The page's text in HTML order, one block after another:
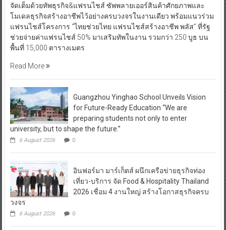
จัดเต็มด้วยทัพธุรกิจ&แฟรนไชส์ ซัพพลายเออร์สินค้าศักยภาพและ
โมเดลธุรกิจสร้างอาชีพไว้อย่างครบวงจรในงานเดียว พร้อมแนวร่วม
แฟรนไชส์โครงการ “ไทยช่วยไทย แฟรนไชส์สร้างอาชีพ พลัส” ที่รัฐ
ช่วยจ่ายค่าแฟรนไชส์ 50% มาเสริมทัพในงาน รวมกว่า 250 บูธ บน
พื้นที่ 15,000 ตารางเมตร
Read More
Guangzhou Yinghao School Unveils Vision
for Future-Ready Education “We are
preparing students not only to enter
university, but to shape the future.”
6 August 2026 0
อินฟอร์มา มาร์เก็ตส์ ผนึกเครือข่ายธุรกิจท่อง
เที่ยว-บริการ จัด Food & Hospitality Thailand
2026 เชื่อม 4 งานใหญ่ สร้างโอกาสธุรกิจครบ
วงจร
6 August 2026 0